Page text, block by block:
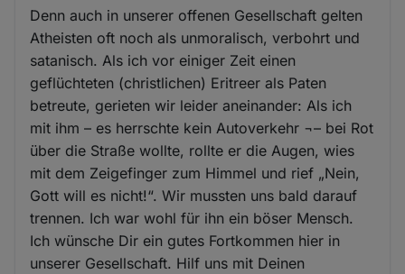
Denn auch in unserer offenen Gesellschaft gelten
Atheisten oft noch als unmoralisch, verbohrt und
satanisch. Als ich vor einiger Zeit einen
geflüchteten (christlichen) Eritreer als Paten
betreute, gerieten wir leider aneinander: Als ich
mit ihm – es herrschte kein Autoverkehr ¬– bei Rot
über die Straße wollte, rollte er die Augen, wies
mit dem Zeigefinger zum Himmel und rief „Nein,
Gott will es nicht!“. Wir mussten uns bald darauf
trennen. Ich war wohl für ihn ein böser Mensch.
Ich wünsche Dir ein gutes Fortkommen hier in
unserer Gesellschaft. Hilf uns mit Deinen